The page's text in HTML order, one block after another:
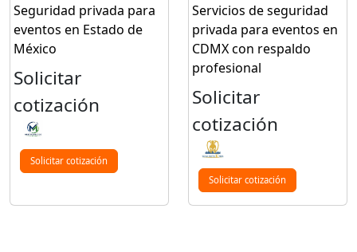
Seguridad privada para
eventos en Estado de
México
Solicitar
cotización
Solicitar cotización
Servicios de seguridad
privada para eventos en
CDMX con respaldo
profesional
Solicitar
cotización
Solicitar cotización